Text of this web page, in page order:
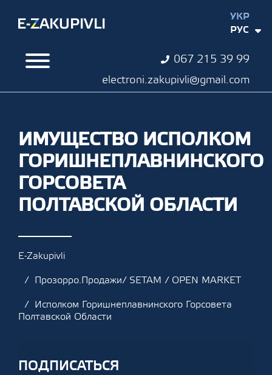
067 215 39 99
electroni.zakupivli@gmail.com
УКР
РУС
ИМУЩЕСТВО ИСПОЛКОМ
ГОРИШНЕПЛАВНИНСКОГО
ГОРСОВЕТА
ПОЛТАВСКОЙ ОБЛАСТИ
E-Zakupivli
Прозорро.Продажи/ SETAM / OPEN MARKET
Исполком Горишнеплавнинского Горсовета
Полтавской Области
ПОДПИСАТЬСЯ